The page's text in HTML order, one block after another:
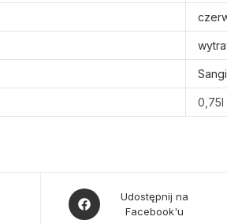
0,75l
Opens
in
Udostępnij na
Facebook'u